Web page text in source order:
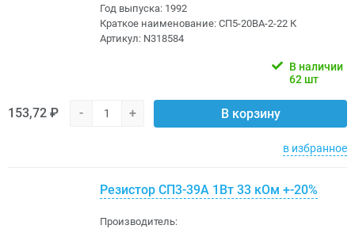
Год выпуска: 1992
Краткое наименование: СП5-20ВА-2-22 К
Артикул: N318584
В наличии
62 шт
153,72 ₽ - + В корзину
в избранное
Резистор СП3-39А 1Вт 33 кОм +-20%
Производитель: